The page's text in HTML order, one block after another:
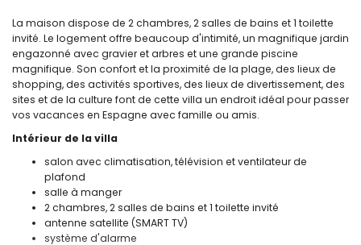
La maison dispose de 2 chambres, 2 salles de bains et 1 toilette
invité. Le logement offre beaucoup d'intimité, un magnifique jardin
engazonné avec gravier et arbres et une grande piscine
magnifique. Son confort et la proximité de la plage, des lieux de
shopping, des activités sportives, des lieux de divertissement, des
sites et de la culture font de cette villa un endroit idéal pour passer
vos vacances en Espagne avec famille ou amis.
Intérieur de la villa
salon avec climatisation, télévision et ventilateur de
plafond
salle à manger
2 chambres, 2 salles de bains et 1 toilette invité
antenne satellite (SMART TV)
système d'alarme